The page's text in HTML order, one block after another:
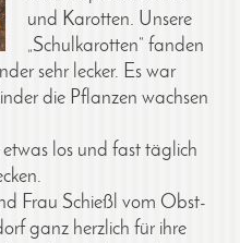
und Karotten. Unsere
„Schulkarotten“ fanden
sehr lecker. Es war
die Pflanzen wachsen
los und fast täglich
Frau Schießl vom Obst-
ganz herzlich für ihre